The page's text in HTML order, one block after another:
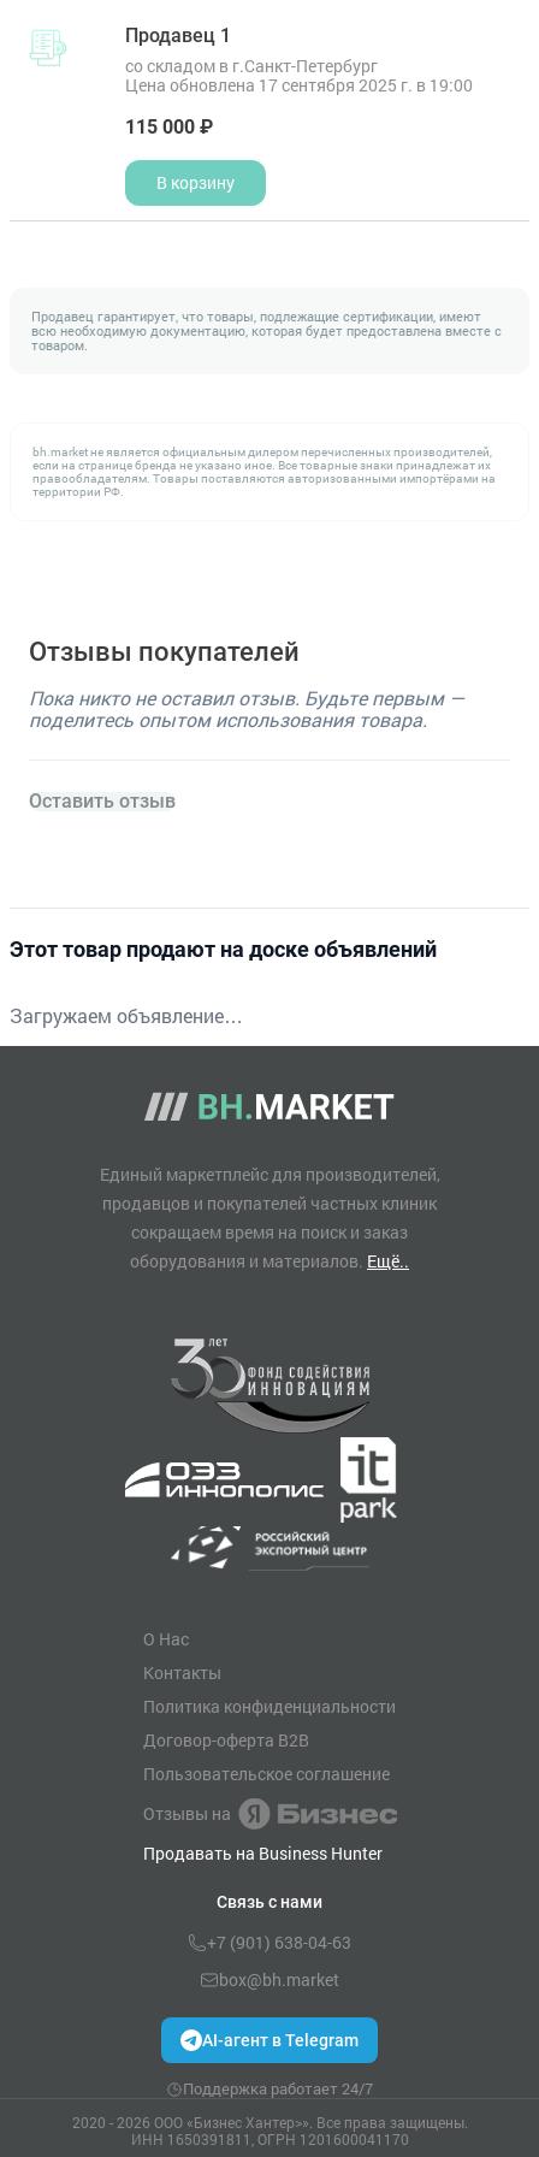
Продавец 1
со складом в г.Санкт-Петербург
Цена обновлена 17 сентября 2025 г. в 19:00
115 000 ₽
В корзину
Продавец гарантирует, что товары, подлежащие сертификации, имеют
всю необходимую документацию, которая будет предоставлена вместе с
товаром.
bh.market не является официальным дилером перечисленных производителей,
если на странице бренда не указано иное. Все товарные знаки принадлежат их
правообладателям. Товары поставляются авторизованными импортёрами на
территории РФ.
Отзывы покупателей
Пока никто не оставил отзыв. Будьте первым —
поделитесь опытом использования товара.
Оставить отзыв
Этот товар продают на доске объявлений
Загружаем объявление…
Единый маркетплейс для производителей,
продавцов и покупателей частных клиник
сокращаем время на поиск и заказ
оборудования и материалов. Ещё..
О Нас
Контакты
Политика конфиденциальности
Договор-оферта B2B
Пользовательское соглашение
Отзывы на
Продавать на Business Hunter
Связь с нами
+7 (901) 638-04-63
box@bh.market
AI-агент в Telegram
Поддержка работает 24/7
2020 - 2026 ООО «Бизнес Хантер>». Все права защищены.
ИНН 1650391811, ОГРН 1201600041170